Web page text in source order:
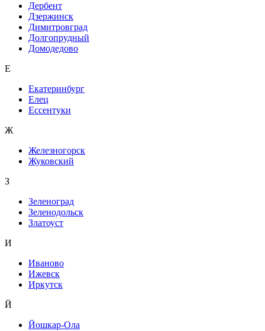
Дербент
Дзержинск
Димитровград
Долгопрудный
Домодедово
Е
Екатеринбург
Елец
Ессентуки
Ж
Железногорск
Жуковский
З
Зеленоград
Зеленодольск
Златоуст
И
Иваново
Ижевск
Иркутск
Й
Йошкар-Ола